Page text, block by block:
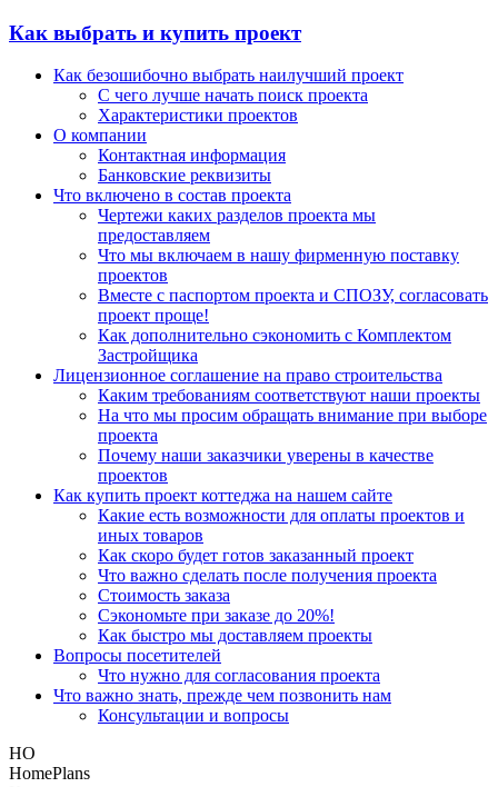
Как выбрать и купить проект
Как безошибочно выбрать наилучший проект
С чего лучше начать поиск проекта
Характеристики проектов
О компании
Контактная информация
Банковские реквизиты
Что включено в состав проекта
Чертежи каких разделов проекта мы
предоставляем
Что мы включаем в нашу фирменную поставку
проектов
Вместе с паспортом проекта и СПОЗУ, согласовать
проект проще!
Как дополнительно сэкономить с Комплектом
Застройщика
Лицензионное соглашение на право строительства
Каким требованиям соответствуют наши проекты
На что мы просим обращать внимание при выборе
проекта
Почему наши заказчики уверены в качестве
проектов
Как купить проект коттеджа на нашем сайте
Какие есть возможности для оплаты проектов и
иных товаров
Как скоро будет готов заказанный проект
Что важно сделать после получения проекта
Стоимость заказа
Сэкономьте при заказе до 20%!
Как быстро мы доставляем проекты
Вопросы посетителей
Что нужно для согласования проекта
Что важно знать, прежде чем позвонить нам
Консультации и вопросы
HO
HomePlans